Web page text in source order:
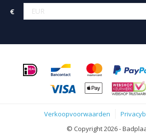
€
Verkoopvoorwaarden
© Copyright 2026 -